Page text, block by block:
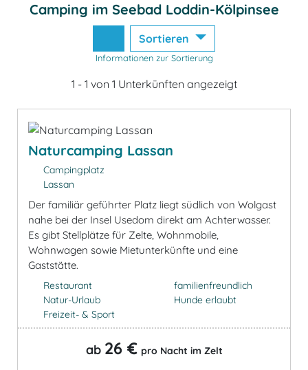
Camping im Seebad Loddin-Kölpinsee
Sortieren
Informationen zur Sortierung
1 - 1 von 1 Unterkünften angezeigt
Naturcamping Lassan
Campingplatz
Lassan
Der familiär geführter Platz liegt südlich von Wolgast
nahe bei der Insel Usedom direkt am Achterwasser.
Es gibt Stellplätze für Zelte, Wohnmobile,
Wohnwagen sowie Mietunterkünfte und eine
Gaststätte.
Restaurant
Natur-Urlaub
Freizeit- & Sport
familienfreundlich
Hunde erlaubt
ab 26 € pro Nacht im Zelt